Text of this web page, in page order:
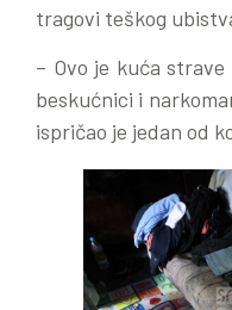
tragovi teškog
– Ovo je kuća
beskućnici i
ispričao je jedan od